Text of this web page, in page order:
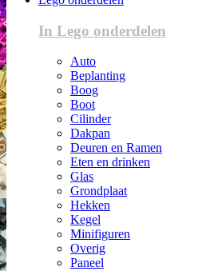
In Lego onderdelen
Auto
Beplanting
Boog
Boot
Cilinder
Dakpan
Deuren en Ramen
Eten en drinken
Glas
Grondplaat
Hekken
Kegel
Minifiguren
Overig
Paneel